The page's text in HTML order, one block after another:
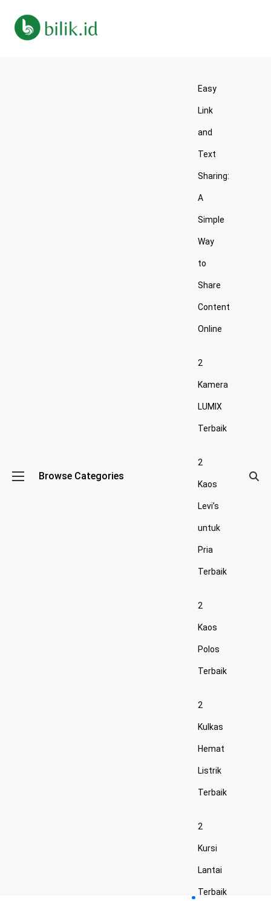
Browse Categories
Easy
Link
and
Text
Sharing:
A
Simple
Way
to
Share
Content
Online
2
Kamera
LUMIX
Terbaik
2
Kaos
Levi’s
untuk
Pria
Terbaik
2
Kaos
Polos
Terbaik
2
Kulkas
Hemat
Listrik
Terbaik
2
Kursi
Lantai
Terbaik